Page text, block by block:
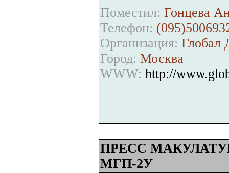
Поместил: Гонцева
Телефон:
Организация: Глобал
Город: Москва
WWW: http://
ПРЕСС
МГП-2У